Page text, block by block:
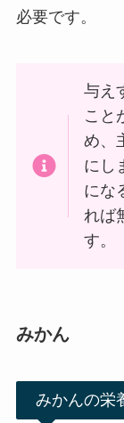
必要です。
与え
こと
め、
にし
にな
れば
す。
みかん
みかんの栄